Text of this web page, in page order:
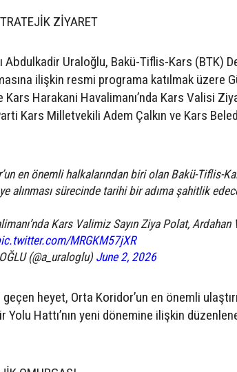
ZİYARET
Abdulkadir Uraloğlu, Bakü-Tiflis-Kars (BTK)
ilişkin resmi programa katılmak üzere
Harakani Havalimanı’nda Kars Valisi
Kars Milletvekili Adem Çalkın ve Kars
en önemli halkalarından biri olan Bakü-Tiflis-
alınması sürecinde tarihi bir adıma şahitlik
Kars Valimiz Sayın Ziya Polat, Ardahan
MRGKM57jXR
(@a_uraloglu) June 2, 2026
heyet, Orta Koridor’un en önemli
Hattı’nın yeni dönemine ilişkin